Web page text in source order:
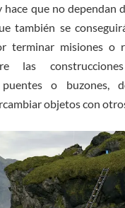
que no dependan
también se
terminar misiones o
las
puentes o buzones,
objetos con